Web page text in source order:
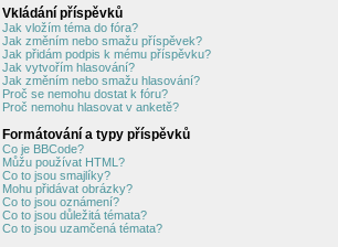
Vkládání příspěvků
Jak vložím téma do fóra?
Jak změním nebo smažu příspěvek?
Jak přidám podpis k mému příspěvku?
Jak vytvořím hlasování?
Jak změním nebo smažu hlasování?
Proč se nemohu dostat k fóru?
Proč nemohu hlasovat v anketě?
Formátování a typy příspěvků
Co je BBCode?
Můžu používat HTML?
Co to jsou smajlíky?
Mohu přidávat obrázky?
Co to jsou oznámení?
Co to jsou důležitá témata?
Co to jsou uzamčená témata?